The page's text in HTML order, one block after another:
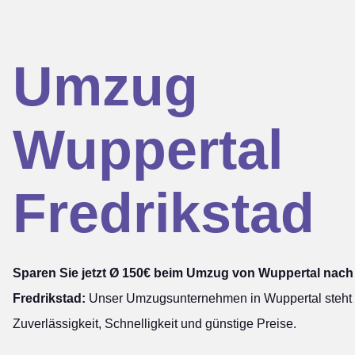
Umzug
Wuppertal
Fredrikstad
Sparen Sie jetzt Ø 150€ beim Umzug von Wuppertal nach
Fredrikstad: Unser Umzugsunternehmen in Wuppertal steht
Zuverlässigkeit, Schnelligkeit und günstige Preise.